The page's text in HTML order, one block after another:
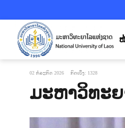
02 ກໍລະກົດ 2026 ກົດເບິ່ງ: 1328
ມະຫາວິທະ